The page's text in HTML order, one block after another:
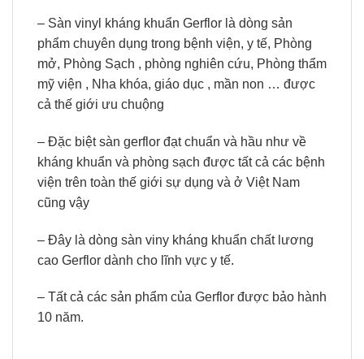
– Sàn vinyl kháng khuẩn Gerflor là dòng sản
phẩm chuyên dụng trong bệnh viện, y tế, Phòng
mở, Phòng Sạch , phòng nghiên cứu, Phòng thẩm
mỹ viện , Nha khóa, giáo dục , mần non … được
cả thế giới ưu chuộng
– Đặc biệt sàn gerflor đạt chuẩn và hầu như về
kháng khuẩn và phòng sạch được tất cả các bệnh
viện trên toàn thế giới sự dụng và ở Việt Nam
cũng vậy
– Đây là dòng sàn viny kháng khuẩn chất lương
cao Gerflor dành cho lĩnh vực y tế.
– Tất cả các sản phẩm của Gerflor được bảo hành
10 năm.